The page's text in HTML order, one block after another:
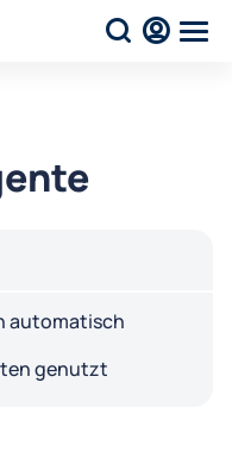
automatisch
genutzt